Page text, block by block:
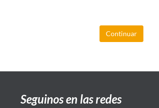
Continuar
Seguinos en las redes